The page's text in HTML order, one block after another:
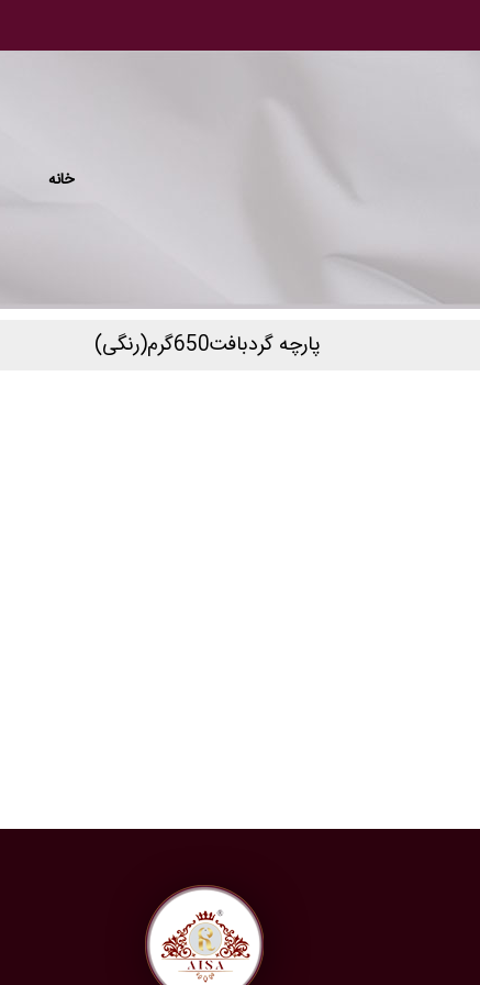
خانه
پارچه گردبافت650گرم(رنگی)